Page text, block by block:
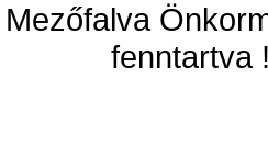
fenntartva